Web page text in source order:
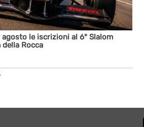
le iscrizioni al 6° Slalom
Rocca